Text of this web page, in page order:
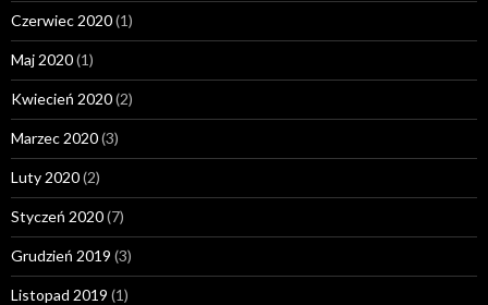
Czerwiec 2020(1)
Maj 2020(1)
Kwiecień 2020(2)
Marzec 2020(3)
Luty 2020(2)
Styczeń 2020(7)
Grudzień 2019 (3)
Listopad 2019 (1)